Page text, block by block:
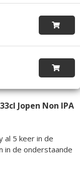
Jopen Non IPA
al 5 keer in de
in de onderstaande